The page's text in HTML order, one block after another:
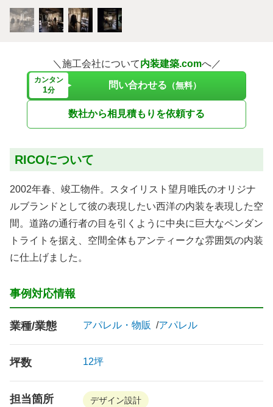
＼施工会社について内装建築.comへ／
カンタン
1分 問い合わせる （無料）
数社から相見積もりを依頼する
RICOについて
2002年春、竣工物件。スタイリスト望月唯氏のオリジナ
ルブランドとして彼の表現したい西洋の内装を表現した空
間。道路の通行者の目を引くように中央に巨大なペンダン
トライトを据え、空間全体もアンティークな雰囲気の内装
に仕上げました。
事例対応情報
業種/業態 アパレル・物販 アパレル
坪数 12坪
担当箇所 デザイン設計